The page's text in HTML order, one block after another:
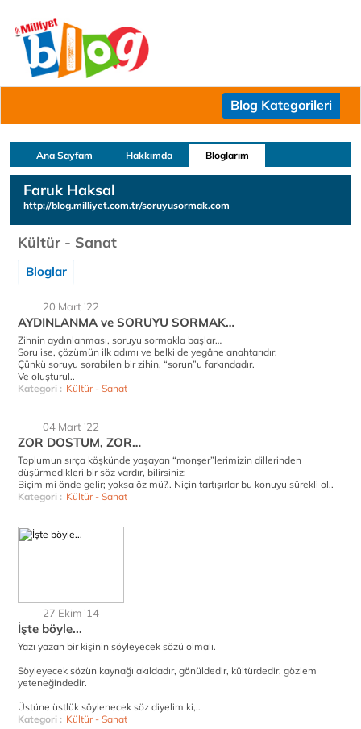
Blog Kategorileri
Ana Sayfam Hakkımda Bloglarım
Faruk Haksal
http://blog.milliyet.com.tr/soruyusormak.com
Kültür - Sanat
Bloglar
20 Mart '22
AYDINLANMA ve SORUYU SORMAK…
Zihnin aydınlanması, soruyu sormakla başlar…
Soru ise, çözümün ilk adımı ve belki de yegâne anahtarıdır.
Çünkü soruyu sorabilen bir zihin, “sorun”u farkındadır.
Ve oluşturul..
Kategori : Kültür - Sanat
04 Mart '22
ZOR DOSTUM, ZOR…
Toplumun sırça köşkünde yaşayan “monşer”lerimizin dillerinden
düşürmedikleri bir söz vardır, bilirsiniz:
Biçim mi önde gelir; yoksa öz mü?.. Niçin tartışırlar bu konuyu sürekli ol..
Kategori : Kültür - Sanat
27 Ekim '14
İşte böyle...
Yazı yazan bir kişinin söyleyecek sözü olmalı.
Söyleyecek sözün kaynağı akıldadır, gönüldedir, kültürdedir, gözlem
yeteneğindedir.
Üstüne üstlük söylenecek söz diyelim ki,..
Kategori : Kültür - Sanat